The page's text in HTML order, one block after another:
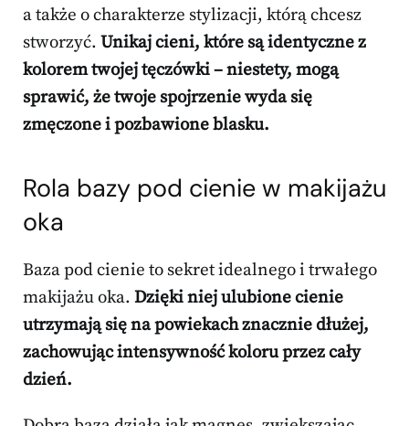
a także o charakterze stylizacji, którą chcesz
stworzyć. Unikaj cieni, które są identyczne z
kolorem twojej tęczówki – niestety, mogą
sprawić, że twoje spojrzenie wyda się
zmęczone i pozbawione blasku.
Rola bazy pod cienie w makijażu
oka
Baza pod cienie to sekret idealnego i trwałego
makijażu oka. Dzięki niej ulubione cienie
utrzymają się na powiekach znacznie dłużej,
zachowując intensywność koloru przez cały
dzień.